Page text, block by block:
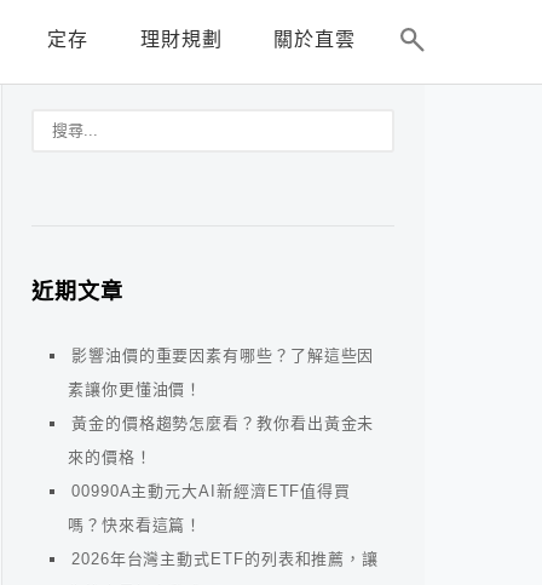
定存 理財規劃 關於直雲
近期文章
影響油價的重要因素有哪些？了解這些因
素讓你更懂油價！
黃金的價格趨勢怎麼看？教你看出黃金未
來的價格！
00990A主動元大AI新經濟ETF值得買
嗎？快來看這篇！
2026年台灣主動式ETF的列表和推薦，讓